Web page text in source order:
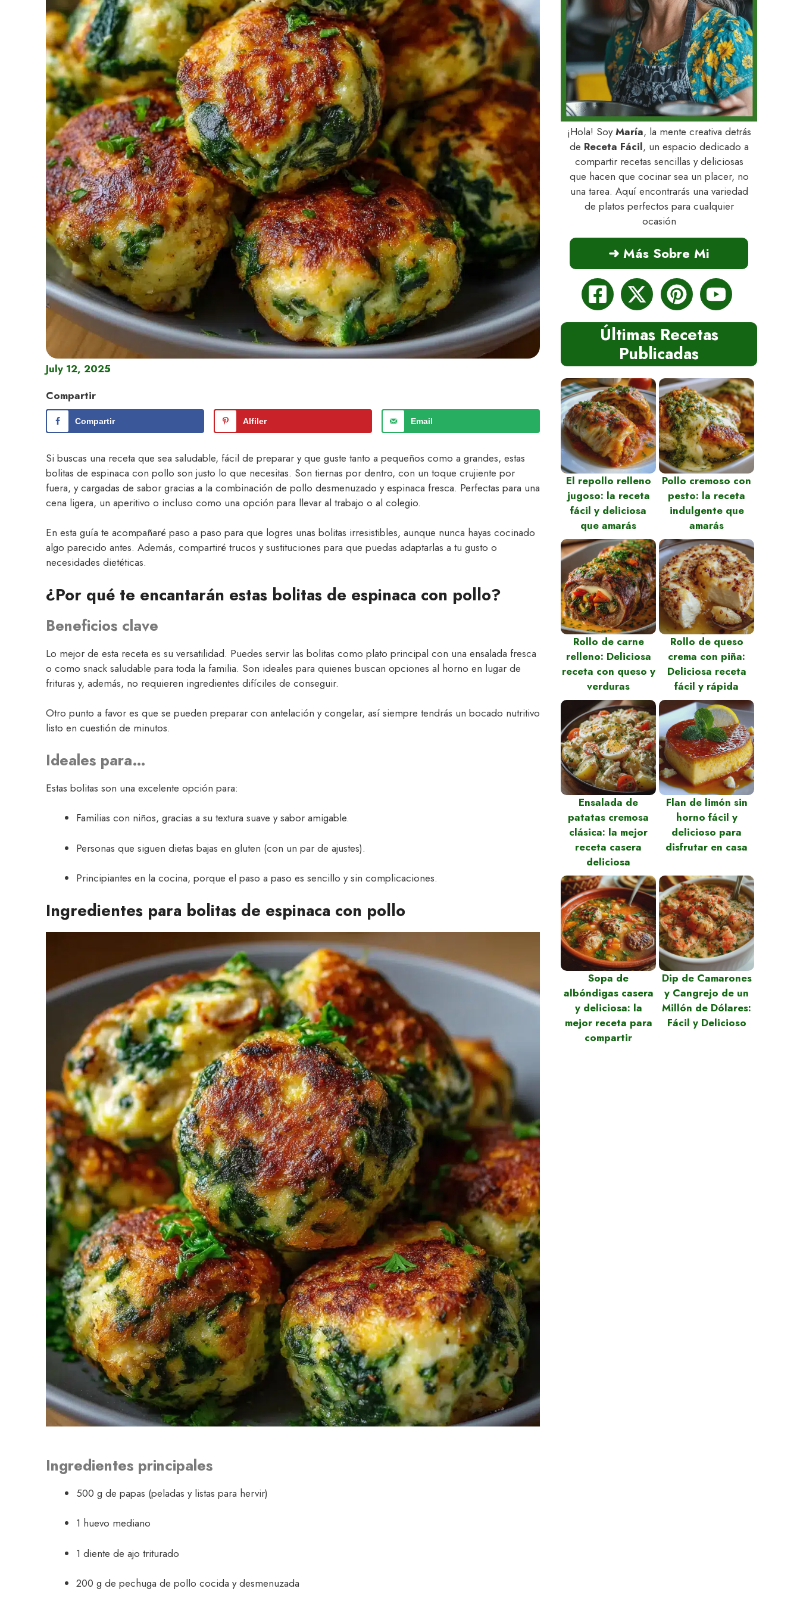
July 12, 2025
Compartir
Compartir Alfiler Email
Si buscas una receta que sea saludable, fácil de preparar y que guste tanto a pequeños como a grandes, estas
bolitas de espinaca con pollo son justo lo que necesitas. Son tiernas por dentro, con un toque crujiente por
fuera, y cargadas de sabor gracias a la combinación de pollo desmenuzado y espinaca fresca. Perfectas para una
cena ligera, un aperitivo o incluso como una opción para llevar al trabajo o al colegio.
En esta guía te acompañaré paso a paso para que logres unas bolitas irresistibles, aunque nunca hayas cocinado
algo parecido antes. Además, compartiré trucos y sustituciones para que puedas adaptarlas a tu gusto o
necesidades dietéticas.
¿Por qué te encantarán estas bolitas de espinaca con pollo?
Beneficios clave
Lo mejor de esta receta es su versatilidad. Puedes servir las bolitas como plato principal con una ensalada fresca
o como snack saludable para toda la familia. Son ideales para quienes buscan opciones al horno en lugar de
frituras y, además, no requieren ingredientes difíciles de conseguir.
Otro punto a favor es que se pueden preparar con antelación y congelar, así siempre tendrás un bocado nutritivo
listo en cuestión de minutos.
Ideales para…
Estas bolitas son una excelente opción para:
Familias con niños, gracias a su textura suave y sabor amigable.
Personas que siguen dietas bajas en gluten (con un par de ajustes).
Principiantes en la cocina, porque el paso a paso es sencillo y sin complicaciones.
Ingredientes para bolitas de espinaca con pollo
Ingredientes principales
500 g de papas (peladas y listas para hervir)
1 huevo mediano
1 diente de ajo triturado
200 g de pechuga de pollo cocida y desmenuzada
¡Hola! SoyMaría, la mente creativa detrás
de Receta Fácil, un espacio dedicado a
compartir recetas sencillas y deliciosas
que hacen que cocinar sea un placer, no
una tarea. Aquí encontrarás una variedad
de platos perfectos para cualquier
ocasión
➜ Más Sobre Mi
Últimas Recetas
Publicadas
El repollo relleno
jugoso: la receta
fácil y deliciosa
que amarás
Pollo cremoso con
pesto: la receta
indulgente que
amarás
Rollo de carne
relleno: Deliciosa
receta con queso y
verduras
Rollo de queso
crema con piña:
Deliciosa receta
fácil y rápida
Ensalada de
patatas cremosa
clásica: la mejor
receta casera
deliciosa
Flan de limón sin
horno fácil y
delicioso para
disfrutar en casa
Sopa de
albóndigas casera
y deliciosa: la
mejor receta para
compartir
Dip de Camarones
y Cangrejo de un
Millón de Dólares:
Fácil y Delicioso